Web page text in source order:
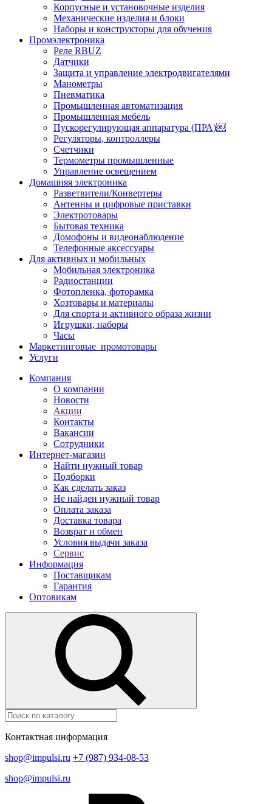
Корпусные и установочные изделия
Механические изделия и блоки
Наборы и конструкторы для обучения
Промэлектроника
Реле RBUZ
Датчики
Защита и управление электродвигателями
Манометры
Пневматика
Промышленная автоматизация
Промышленная мебель
Пускорегулирующая аппаратура (ПРА)￼
Регуляторы, контроллеры
Счетчики
Термометры промышленные
Управление освещением
Домашняя электроника
Разветвители/Конвертеры
Антенны и цифровые приставки
Электротовары
Бытовая техника
Домофоны и видеонаблюдение
Телефонные аксессуары
Для активных и мобильных
Мобильная электроника
Радиостанции
Фотопленка, фоторамка
Хозтовары и материалы
Для спорта и активного образа жизни
Игрушки, наборы
Часы
Маркетинговые_промотовары
Услуги
Компания
О компании
Новости
Акции
Контакты
Вакансии
Сотрудники
Интернет-магазин
Найти нужный товар
Подборки
Как сделать заказ
Не найден нужный товар
Оплата заказа
Доставка товара
Возврат и обмен
Условия выдачи заказа
Сервис
Информация
Поставщикам
Гарантия
Оптовикам
Контактная информация
shop@impulsi.ru +7 (987) 934-08-53
shop@impulsi.ru